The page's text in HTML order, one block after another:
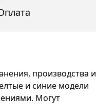
производства и
и синие модели
Могут